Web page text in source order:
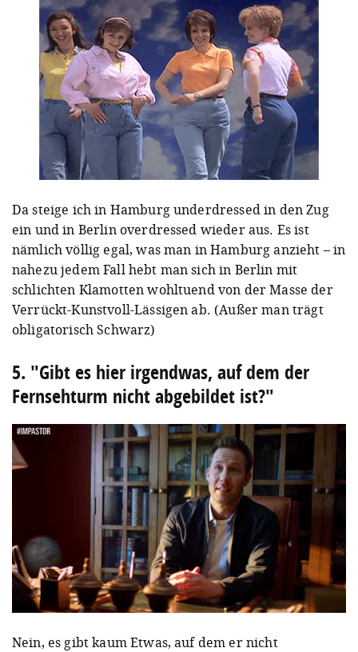
Da steige ich in Hamburg underdressed in den Zug
ein und in Berlin overdressed wieder aus. Es ist
nämlich völlig egal, was man in Hamburg anzieht – in
nahezu jedem Fall hebt man sich in Berlin mit
schlichten Klamotten wohltuend von der Masse der
Verrückt-Kunstvoll-Lässigen ab. (Außer man trägt
obligatorisch Schwarz)
5. "Gibt es hier irgendwas, auf dem der
Fernsehturm nicht abgebildet ist?"
Nein, es gibt kaum Etwas, auf dem er nicht